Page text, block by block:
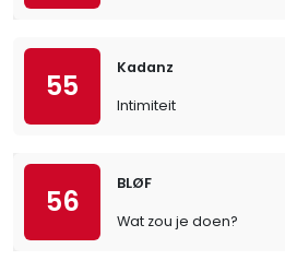
55
Kadanz
Intimiteit
56
BLØF
Wat zou je doen?